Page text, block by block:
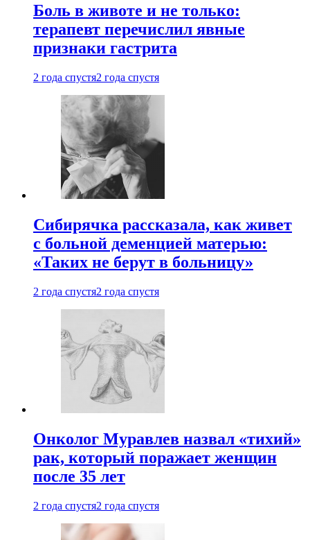
Боль в животе и не только:
терапевт перечислил явные
признаки гастрита
2 года спустя2 года спустя
Сибирячка рассказала, как живет
с больной деменцией матерью:
«Таких не берут в больницу»
2 года спустя2 года спустя
Онколог Муравлев назвал «тихий»
рак, который поражает женщин
после 35 лет
2 года спустя2 года спустя